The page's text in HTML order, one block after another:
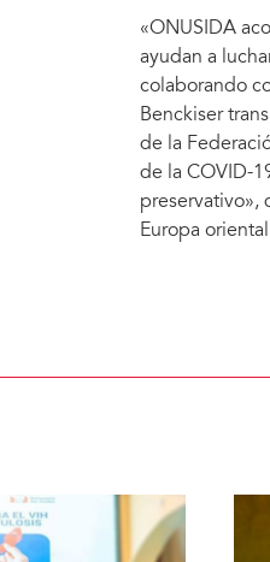
«ONUSIDA
ayudan a
colaborando
Benckiser
de la
de la COVID-
preservativo»,
Europa